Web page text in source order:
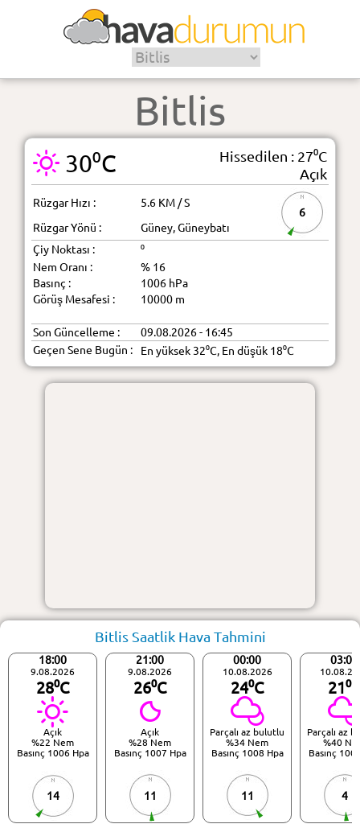
Bitlis
30⁰C
Hissedilen : 27⁰C
Açık
Rüzgar Hızı : 5.6 KM / S
6
Rüzgar Yönü :
Güney, Güneybatı
Çiy Noktası :
⁰
Nem Oranı :
% 16
Basınç :
1006 hPa
Görüş Mesafesi :
10000 m
Son Güncelleme :
09.08.2026 - 16:45
Geçen Sene Bugün :
En yüksek 32⁰C, En düşük 18⁰C
Bitlis Saatlik Hava Tahmini
18:00
9.08.2026
28⁰C
Açık
%22 Nem
Basınç 1006 Hpa
14
21:00
9.08.2026
26⁰C
Açık
%28 Nem
Basınç 1007 Hpa
11
00:00
10.08.2026
24⁰C
Parçalı az bulutlu
%34 Nem
Basınç 1008 Hpa
11
03:00
21⁰C
Parçalı az
%40
Basınç
4